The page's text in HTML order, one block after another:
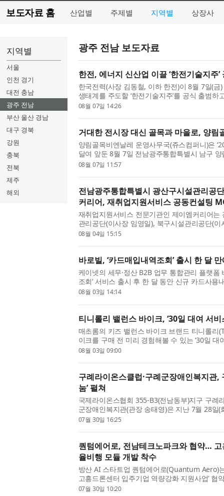
보도자료 홈 산업별 주제별 지역별 상장사
지역별
서울
인천 경기
대전 충남
광주 전남
부산 울산 경남
대구 경북
강원
충북
전북
제주
해외
광주 전남 보도자료
한전, 에너지 신산업 이끌 ‘한전기술지주’
한국전력(사장 김동철, 이하 한전)이 8월 7일(
생태계를 주도할 ‘한전기술지주’를 공식 출범
이날 행사에는 기후에너지환경부 김성환 장관,
08월 07일 14:26
거대한 전시장 대신 골목과 마을로, 양림
양림골목비엔날레 운영사무국(쥬스컴퍼니)은
달여 앞둔 8월 7일 전남광주통합특별시 남구
라운드에서 ‘양림골목비엔날레 개막 D-30 총회
08월 07일 11:57
전남광주통합특별시 광산구시설관리공
커리어, 재취업지원서비스 공동컨설팅
재취업지원서비스 전문기관인 제이엠커리어
관리공단(이사장 임영일), 북구시설관리공단(이
지원서비스 공동컨설팅 업무협약(MOU)’을 체
08월 04일 15:15
바로빌, ‘카드매입내역조회’ 출시 한 달
케이넷의 세무·정산 B2B 업무 통합관리 플랫폼
조회’ 서비스 출시 후 한 달 동안 신규 카드사
이용하고 있다고 3일 밝혔다. 이번 카드매입내
08월 03일 14:14
티니롤리 밸런스 바이크, ‘30일 대여 서비
매초롬의 키즈 밸런스 바이크 브랜드 티니롤리
이크를 구매 전 미리 경험해볼 수 있는 ‘30일 대
티니롤리는 ‘우리 아이 첫 라이딩의 시작’이라
08월 03일 09:00
구례라이온스클럽·구례군장애인복지관,
눔’ 펼쳐
국제라이온스협회 355-B3(전남동부)지구 구례
군장애인복지관(관장 송태영)은 지난 7월 28일
상인과 시장을 찾은 주민 및 관광객들을 대상으
07월 30일 16:25
퀀텀에어로, 전남테크노파크와 협약…
율비행 모듈 개발 착수
방산 AI 스타트업 퀀텀에어로(Quantum Aero)
고흥드론센터 입주기업 역량강화 지원사업’ 협
대응하는 온보드 AI 자율비행 드론 개발에 착
07월 30일 10:20